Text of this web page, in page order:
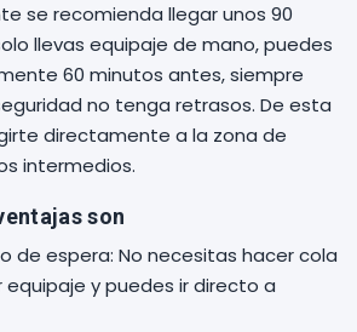
se recomienda llegar unos 90
llevas equipaje de mano, puedes
60 minutos antes, siempre
no tenga retrasos. De esta
directamente a la zona de
intermedios.
son
de espera: No necesitas hacer cola
y puedes ir directo a